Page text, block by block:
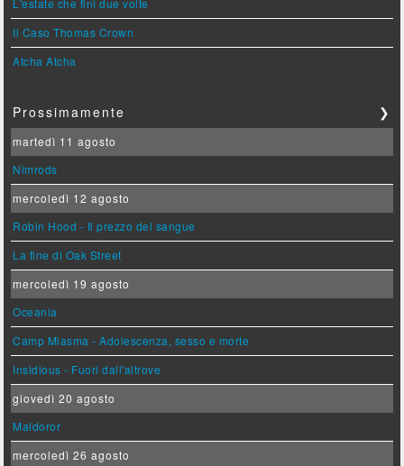
L'estate che finì due volte
Il Caso Thomas Crown
Atcha Atcha
Prossimamente ❯
martedì 11 agosto
Nimrods
mercoledì 12 agosto
Robin Hood - Il prezzo del sangue
La fine di Oak Street
mercoledì 19 agosto
Oceania
Camp Miasma - Adolescenza, sesso e morte
Insidious - Fuori dall'altrove
giovedì 20 agosto
Maldoror
mercoledì 26 agosto